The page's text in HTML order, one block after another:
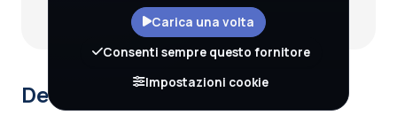
Carica una volta
Consenti sempre questo fornitore
Impostazioni cookie
Descrizione del corso